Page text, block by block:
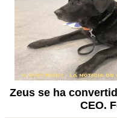
Zeus se ha
CEO.